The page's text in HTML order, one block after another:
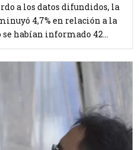
a los datos difundidos, la
4,7% en relación a la
se habían informado 42...